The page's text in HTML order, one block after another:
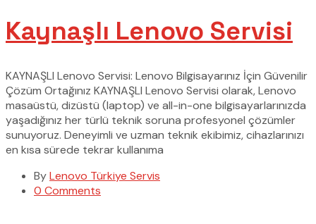
Kaynaşlı Lenovo Servisi
KAYNAŞLI Lenovo Servisi: Lenovo Bilgisayarınız İçin Güvenilir
Çözüm Ortağınız KAYNAŞLI Lenovo Servisi olarak, Lenovo
masaüstü, dizüstü (laptop) ve all-in-one bilgisayarlarınızda
yaşadığınız her türlü teknik soruna profesyonel çözümler
sunuyoruz. Deneyimli ve uzman teknik ekibimiz, cihazlarınızı
en kısa sürede tekrar kullanıma
ByLenovo Türkiye Servis
0 Comments